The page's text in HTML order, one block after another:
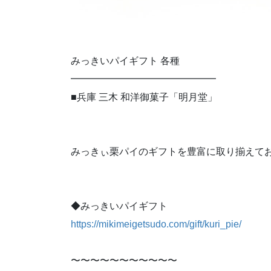
みっきいパイギフト 各種
━━━━━━━━━━━━━━━
■兵庫 三木 和洋御菓子「明月堂」
みっきぃ栗パイのギフトを豊富に取り揃えて
◆みっきいパイギフト
https://mikimeigetsudo.com/gift/kuri_pie/
〜〜〜〜〜〜〜〜〜〜〜